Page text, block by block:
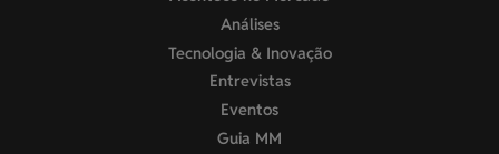
Análises
Tecnologia & Inovação
Entrevistas
Eventos
Guia MM